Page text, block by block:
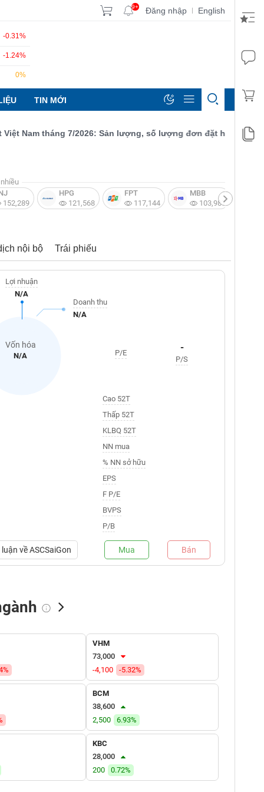
9+ Đăng nhập | English
-0.31%
-1.24%
0%
TIN MỚI
tháng 7/2026: Sản lượng, số lượng đơn đặt hàng mới và
152,289
HPG
121,568
FPT
117,144
MBB
103,987
nội bộ Trái phiếu
Vốn hóa
N/A
Lợi nhuận
N/A
Doanh thu
N/A
P/E -
P/S
Cao 52T
Thấp 52T
KLBQ 52T
NN mua
% NN sở hữu
EPS
F P/E
BVPS
P/B
vềASCSaiGon Mua Bán
Tự doanh mua
VHM
73,000
-4,100
-5.32%
BCM
38,600
2,500
6.93%
KBC
28,000
200
0.72%